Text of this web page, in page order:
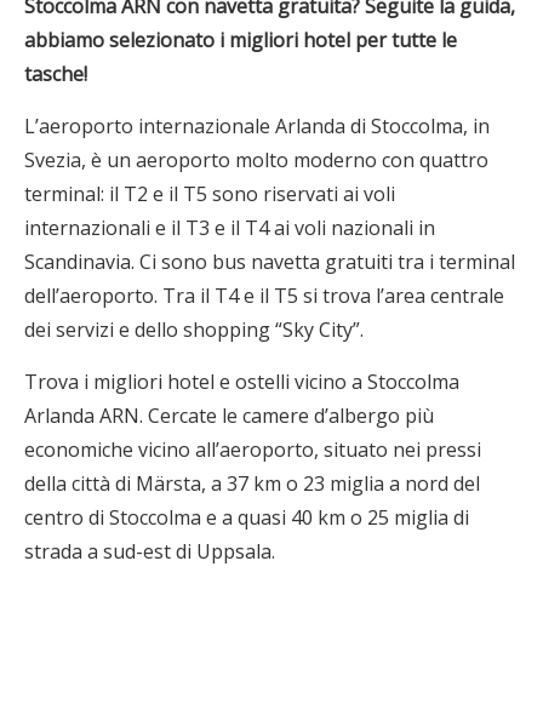
Stoccolma ARN con navetta gratuita? Seguite la guida,
abbiamo selezionato i migliori hotel per tutte le
tasche!
L’aeroporto internazionale Arlanda di Stoccolma, in
Svezia, è un aeroporto molto moderno con quattro
terminal: il T2 e il T5 sono riservati ai voli
internazionali e il T3 e il T4 ai voli nazionali in
Scandinavia. Ci sono bus navetta gratuiti tra i terminal
dell’aeroporto. Tra il T4 e il T5 si trova l’area centrale
dei servizi e dello shopping “Sky City”.
Trova i migliori hotel e ostelli vicino a Stoccolma
Arlanda ARN. Cercate le camere d’albergo più
economiche vicino all’aeroporto, situato nei pressi
della città di Märsta, a 37 km o 23 miglia a nord del
centro di Stoccolma e a quasi 40 km o 25 miglia di
strada a sud-est di Uppsala.